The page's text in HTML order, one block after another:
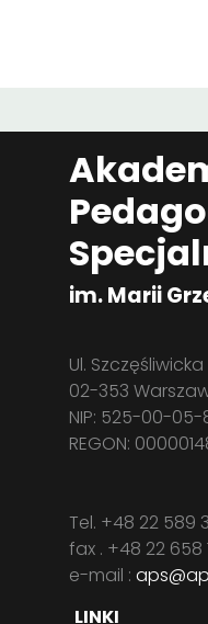
im. Marii
Ul. Szczęśliwicka
02-353
NIP: 525-00-05-
REGON:
Tel. +48 22 589
fax . +48 22 658
e-mail :
LINKI